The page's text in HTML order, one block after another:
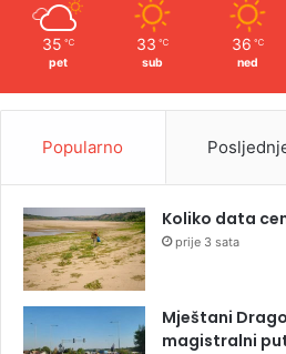
35 ℃
pet
33 ℃
sub
36 ℃
ned
Popularno
Koliko data
prije 3 sata
Mještani
magistralni